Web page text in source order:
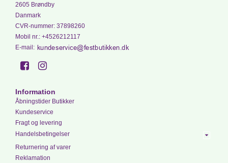
2605 Brøndby
Danmark
CVR-nummer: 37898260
Mobil nr.: +4526212117
E-mail :
Information
Åbningstider Butikker
Kundeservice
Fragt og levering
Handelsbetingelser
Returnering af varer
Reklamation